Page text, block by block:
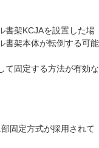
書架KCJAを設置した場
書架本体が転倒する可能
て固定する方法が有効な
固定方式が採用されて